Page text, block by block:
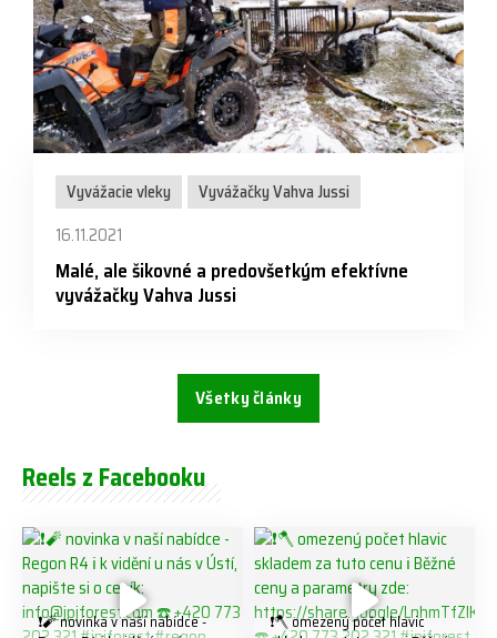
Vyvážacie vleky
Vyvážačky Vahva Jussi
16.11.2021
Malé, ale šikovné a predovšetkým efektívne
vyvážačky Vahva Jussi
Všetky články
Reels z Facebooku
❗️🧨 novinka v naší nabídce -
❗️🪓 omezený počet hlavic